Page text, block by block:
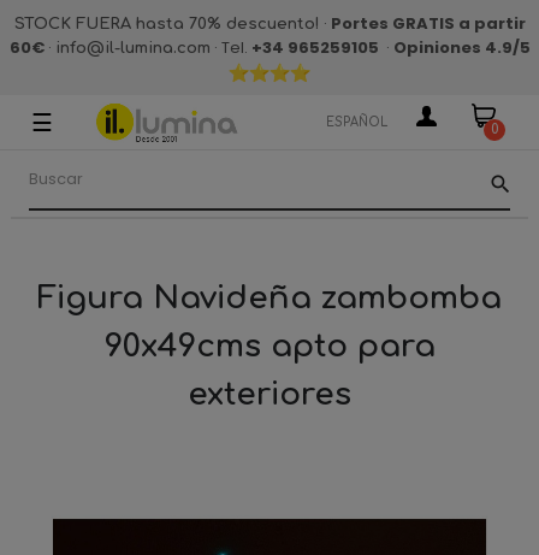
STOCK FUERA hasta 70% descuento! · Portes GRATIS a partir
60€· info@il-lumina.com · Tel. +34 965259105 · Opiniones 4.9/5
Navegación
palanca
☰ ESPAÑOL 0
search
Figura Navideña zambomba
90x49cms apto para
exteriores